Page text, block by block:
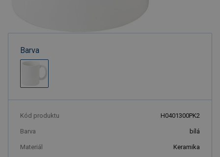
Barva
Kód produktu H0401300PK2
Barva bílá
Materiál Keramika